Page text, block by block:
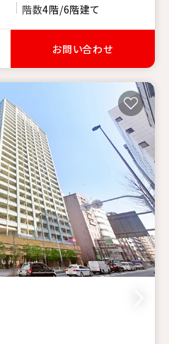
階数4階/6階建て
お問い合わせ